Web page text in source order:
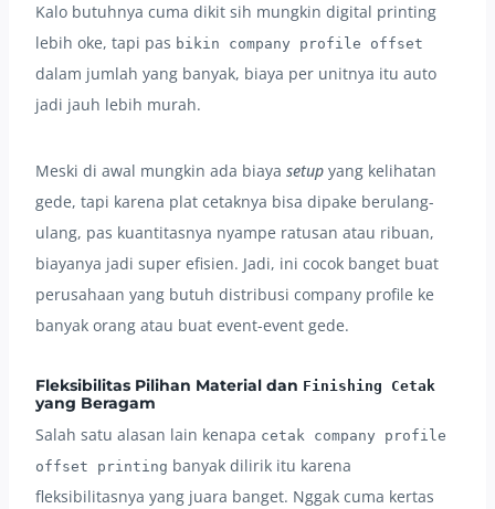
Kalo butuhnya cuma dikit sih mungkin digital printing
lebih oke, tapi pas bikin company profile offset
dalam jumlah yang banyak, biaya per unitnya itu auto
jadi jauh lebih murah.
Meski di awal mungkin ada biaya setup yang kelihatan
gede, tapi karena plat cetaknya bisa dipake berulang-
ulang, pas kuantitasnya nyampe ratusan atau ribuan,
biayanya jadi super efisien. Jadi, ini cocok banget buat
perusahaan yang butuh distribusi company profile ke
banyak orang atau buat event-event gede.
Fleksibilitas Pilihan Material dan Finishing Cetak
yang Beragam
Salah satu alasan lain kenapa cetak company profile
offset printing banyak dilirik itu karena
fleksibilitasnya yang juara banget. Nggak cuma kertas